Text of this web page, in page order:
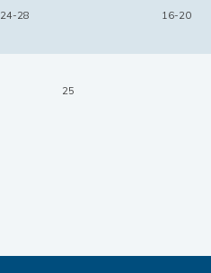
24-28 16-20
25